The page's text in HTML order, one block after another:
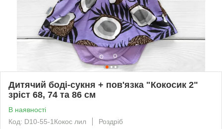
Дитячий боді-сукня + пов'язка "Кокосик 2"
зріст 68, 74 та 86 см
В наявності
Код: D10-55-1Кокос лил
Роздріб